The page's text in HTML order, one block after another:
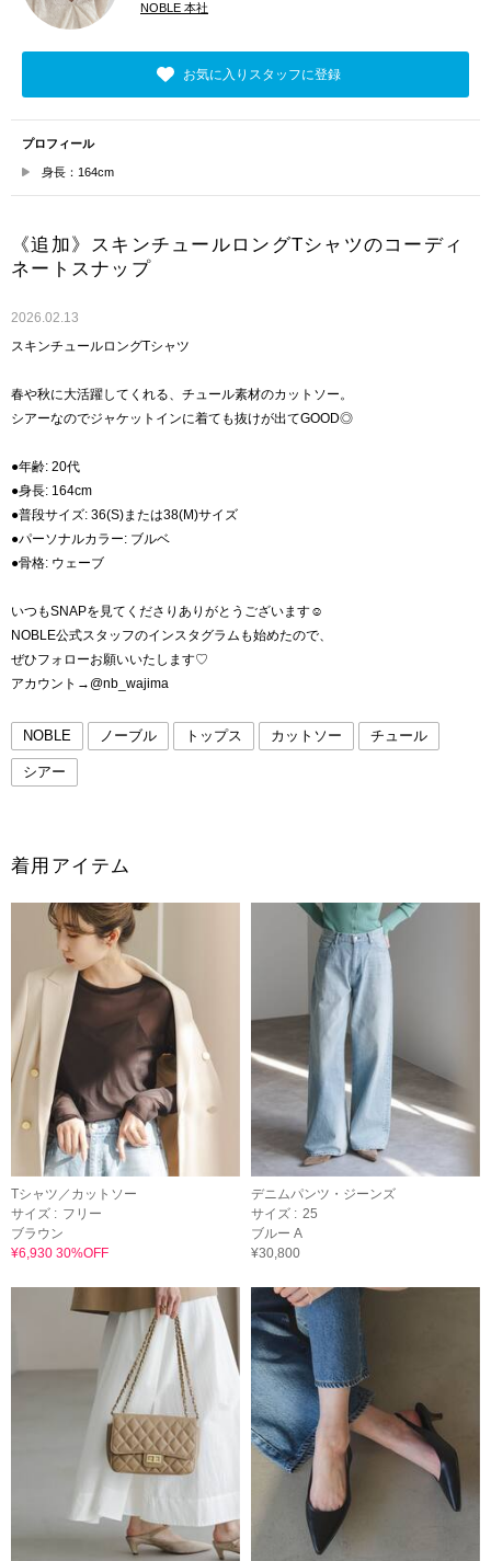
NOBLE 本社
お気に入りスタッフに登録
プロフィール
身長：164cm
《追加》スキンチュールロングTシャツのコーディ
ネートスナップ
2026.02.13
スキンチュールロングTシャツ
春や秋に大活躍してくれる、チュール素材のカットソー。
シアーなのでジャケットインに着ても抜けが出てGOOD◎
●年齢: 20代
●身長: 164cm
●普段サイズ: 36(S)または38(M)サイズ
●パーソナルカラー: ブルベ
●骨格: ウェーブ
いつもSNAPを見てくださりありがとうございます☺︎
NOBLE公式スタッフのインスタグラムも始めたので、
ぜひフォローお願いいたします♡
アカウント→@nb_wajima
NOBLE ノーブル トップス カットソー チュール
シアー
着用アイテム
Tシャツ／カットソー
サイズ : フリー
ブラウン
¥6,930 30%OFF
デニムパンツ・ジーンズ
サイズ : 25
ブルー A
¥30,800